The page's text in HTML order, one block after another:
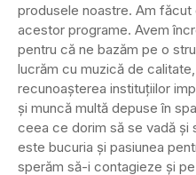
produsele noastre. Am făcut
acestor programe. Avem
pentru că ne bazăm pe o
lucrăm cu muzică de
recunoașterea instituțiilor
și muncă multă depuse în
ceea ce dorim să se vadă și
este bucuria și pasiunea
sperăm să-i contagieze și